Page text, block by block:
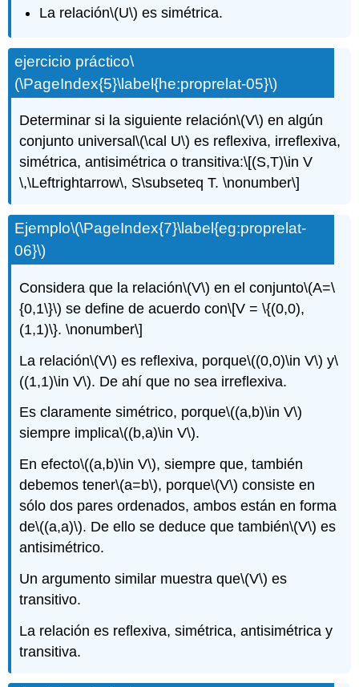
La relación\(U\) es simétrica.
ejercicio práctico\
(\PageIndex{5}\label{he:proprelat-05}\)
Determinar si la siguiente relación\(V\) en algún
conjunto universal\(\cal U\) es reflexiva, irreflexiva,
simétrica, antisimétrica o transitiva:\[(S,T)\in V
\,\Leftrightarrow\, S\subseteq T. \nonumber\]
Ejemplo\(\PageIndex{7}\label{eg:proprelat-
06}\)
Considera que la relación\(V\) en el conjunto\(A=\
{0,1\}\) se define de acuerdo con\[V = \{(0,0),
(1,1)\}. \nonumber\]
La relación\(V\) es reflexiva, porque\((0,0)\in V\) y\
((1,1)\in V\). De ahí que no sea irreflexiva.
Es claramente simétrico, porque\((a,b)\in V\)
siempre implica\((b,a)\in V\).
En efecto\((a,b)\in V\), siempre que, también
debemos tener\(a=b\), porque\(V\) consiste en
sólo dos pares ordenados, ambos están en forma
de\((a,a)\). De ello se deduce que también\(V\) es
antisimétrico.
Un argumento similar muestra que\(V\) es
transitivo.
La relación es reflexiva, simétrica, antisimétrica y
transitiva.